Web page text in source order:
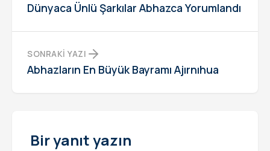
Dünyaca Ünlü Şarkılar Abhazca Yorumlandı
SONRAKI YAZI
Abhazların En Büyük Bayramı Ajırnıhua
Bir yanıt yazın